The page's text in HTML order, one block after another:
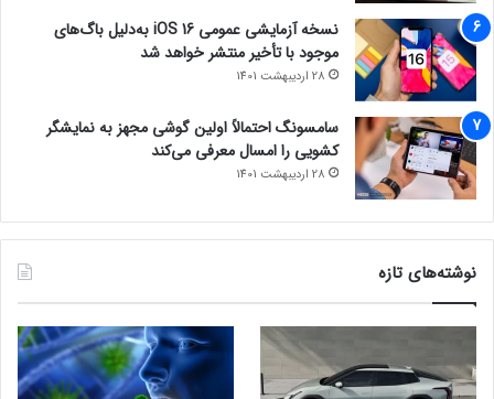
نسخه آزمایشی عمومی iOS 16 به‌دلیل باگ‌های
موجود با تأخیر منتشر خواهد شد
28 اردیبهشت 1401
سامسونگ احتمالاً اولین گوشی مجهز به نمایشگر
کشویی را امسال معرفی می‌کند
28 اردیبهشت 1401
نوشته‌های تازه